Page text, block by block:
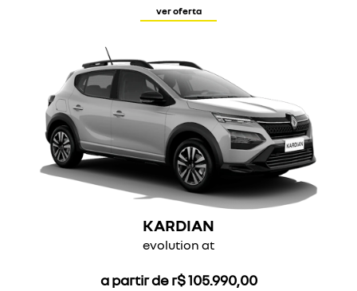
ver oferta
KARDIAN
evolution at
a partir de r$ 105.990,00